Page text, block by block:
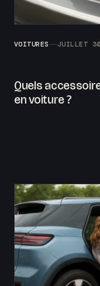
VOITURES JUILLET
Quels
en voiture ?